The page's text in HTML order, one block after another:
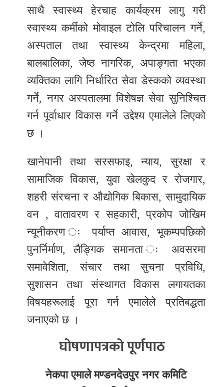
साथै स्वास्थ्य हेरचाह कार्यक्रम लागु गरी
स्वास्थ्य कर्मीको मोवाइल टोलि परिचालन गर्ने,
अस्पताल तथा स्वास्थ्य केन्द्रमा महिला,
बालबालिका, जेष्ठ नागरिक, अपाङ्गता भएका
व्यक्तिका लागि निर्धारित सेवा डेस्कको व्यवस्था
गर्ने, नगर अस्पतालमा विशेषज्ञ सेवा सुनिश्चित
गर्न पूर्वाधार विकास गर्ने उद्देश्य एमालेले लिएको
छ ।
खानेपानी तथा सरसफाइ, न्याय, सुरक्षा र
सामाजिक विकास, युवा खेलकुद र रोजगार,
शहरी संरचना र औद्योगिक बिकास, सामुदायिक
वन , वातावरण र सहकारी, प्रकोप जोखिम
न्यूनीकरण ः पर्याप्त आवास, भूकम्पपछिको
पुनर्निर्माण, लैङ्गिक समानता ः अवसरमा
समावेशिता, संचार तथा सुचना प्रविधि,
सुशासन तथा संस्थागत विकास लगायतका
विषयहरूलाई पूरा गर्न एमालेले प्रतिबद्धता
जनाएको छ ।
घोषणापत्रको पूर्णपाठ
नेकपा एमाले मण्डनदेउपुर नगर कमिटि